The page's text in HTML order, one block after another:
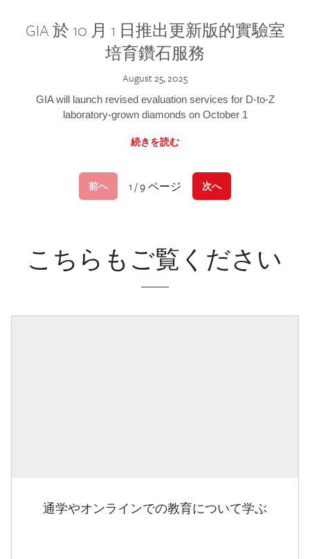
GIA 於 10 月 1 日推出更新版的實驗室
培育鑽石服務
August 25, 2025
GIA will launch revised evaluation services for D-to-Z
laboratory-grown diamonds on October 1
続きを読む
前へ 1 / 9 ページ 次へ
こちらもご覧ください
通学やオンラインでの教育について学ぶ